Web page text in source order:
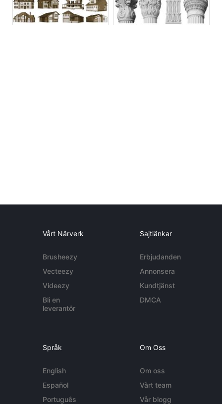
Vårt Närverk
Brusheezy
Vecteezy
Videezy
Bli en
leverantör
Sajtlänkar
Erbjudanden
Annonsera
Kundtjänst
DMCA
Språk
English
Español
Português
Om Oss
Om oss
Vårt team
Vår blogg